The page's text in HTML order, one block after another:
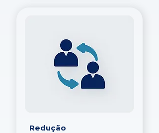
Redução